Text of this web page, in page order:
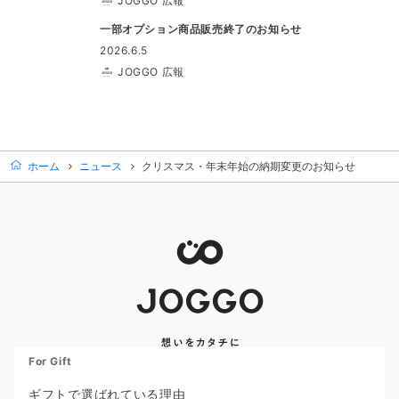
一部オプション商品販売終了のお知らせ
2026.6.5
JOGGO 広報
ホーム ニュース クリスマス・年末年始の納期変更のお知らせ
For Gift
ギフトで選ばれている理由